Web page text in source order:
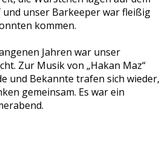
unser Barkeeper war fleißig
kommen.
Jahren war unser
Zur Musik von „Hakan Maz“
und Bekannte trafen sich wieder,
gemeinsam. Es war ein